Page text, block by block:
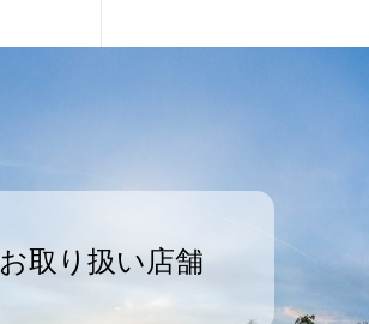
お取り扱い店舗